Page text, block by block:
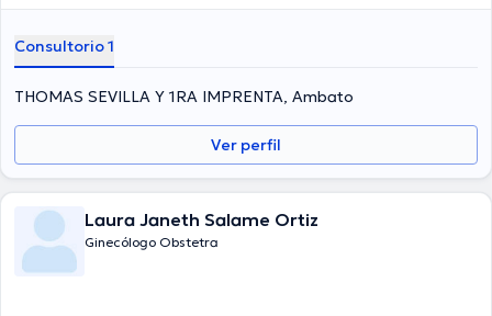
Consultorio 1
THOMAS SEVILLA Y 1RA IMPRENTA, Ambato
Ver perfil
Laura Janeth Salame Ortiz
Ginecólogo Obstetra